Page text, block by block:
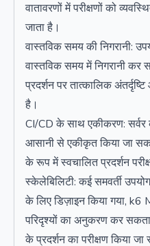
वातावरणों में परीक्षणों को
जाता है।
वास्तविक समय की निगरानी:
वास्तविक समय में निगरानी
प्रदर्शन पर तात्कालिक
है।
CI/CD के साथ एकीकरण: सर्वर
आसानी से एकीकृत किया जा
के रूप में स्वचालित प्रदर्शन
स्केलेबिलिटी: कई समवर्ती
के लिए डिज़ाइन किया गया, k6
परिदृश्यों का अनुकरण कर
के प्रदर्शन का परीक्षण किया